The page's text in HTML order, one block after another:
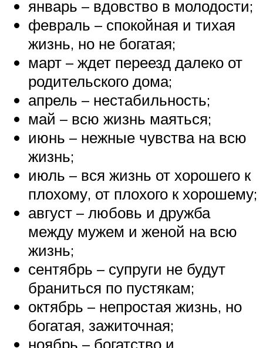
январь – вдовство в молодости;
февраль – спокойная и тихая
жизнь, но не богатая;
март – ждет переезд далеко от
родительского дома;
апрель – нестабильность;
май – всю жизнь маяться;
июнь – нежные чувства на всю
жизнь;
июль – вся жизнь от хорошего к
плохому, от плохого к хорошему;
август – любовь и дружба
между мужем и женой на всю
жизнь;
сентябрь – супруги не будут
браниться по пустякам;
октябрь – непростая жизнь, но
богатая, зажиточная;
ноябрь – богатство и